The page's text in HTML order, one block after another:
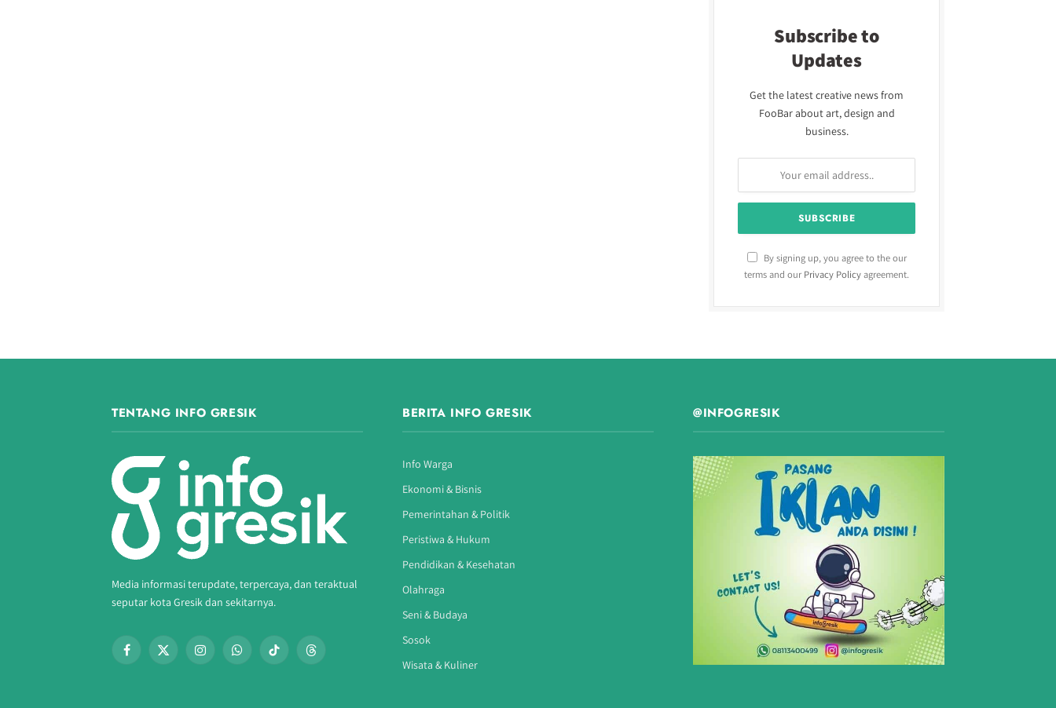
Subscribe to
Updates
Get the latest creative news from
FooBar about art, design and
business.
By signing up, you agree to the our
terms and our Privacy Policyagreement.
TENTANG INFO GRESIK
Media informasi terupdate, terpercaya, dan teraktual
seputar kota Gresik dan sekitarnya.
Facebook
X
InstagramWhatsAppTikTok Threads
BERITA INFO GRESIK
Info Warga
Ekonomi & Bisnis
Pemerintahan & Politik
Peristiwa & Hukum
Pendidikan & Kesehatan
Olahraga
Seni & Budaya
Sosok
Wisata & Kuliner
@INFOGRESIK